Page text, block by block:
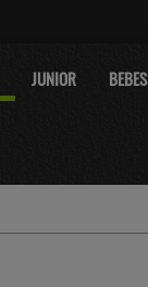
JUNIOR BEBES